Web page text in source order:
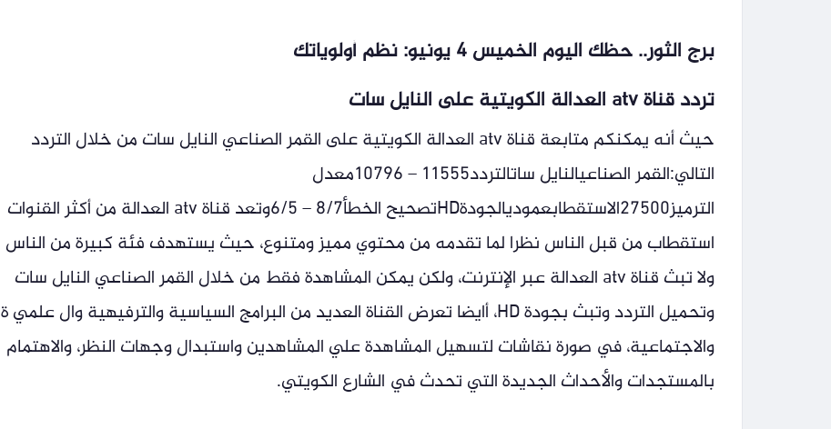
برج الثور.. حظك اليوم الخميس 4 يونيو: نظم أولوياتك
تردد قناة atv العدالة الكويتية على النايل سات
حيث أنه يمكنكم متابعة قناة atv العدالة الكويتية على القمر الصناعي النايل سات من خلال التردد
التالي:القمر الصناعيالنايل ساتالتردد11555 – 10796معدل
الترميز27500الاستقطابعموديالجودةHDتصحيح الخطأ8/7 – 6/5وتعد قناة atv العدالة من أكثر القنوات
استقطاب من قبل الناس نظرا لما تقدمه من محتوي مميز ومتنوع، حيث يستهدف فئة كبيرة من الناس
ولا تبث قناة atv العدالة عبر الإنترنت، ولكن يمكن المشاهدة فقط من خلال القمر الصناعي النايل سات
وتحميل التردد وتبث بجودة HD، أايضا تعرض القناة العديد من البرامج السياسية والترفيهية وال علمي ة
والاجتماعية، في صورة نقاشات لتسهيل المشاهدة علي المشاهدين واستبدال وجهات النظر، والاهتمام
بالمستجدات والأحداث الجديدة التي تحدث في الشارع الكويتي.